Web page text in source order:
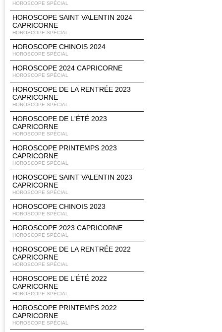
HOROSCOPE SPÉCIAL
HOROSCOPE SAINT VALENTIN 2024
CAPRICORNE
HOROSCOPE SPÉCIAL
HOROSCOPE CHINOIS 2024
HOROSCOPE SPÉCIAL
HOROSCOPE 2024 CAPRICORNE
HOROSCOPE SPÉCIAL
HOROSCOPE DE LA RENTRÉE 2023
CAPRICORNE
HOROSCOPE SPÉCIAL
HOROSCOPE DE L'ÉTÉ 2023
CAPRICORNE
HOROSCOPE SPÉCIAL
HOROSCOPE PRINTEMPS 2023
CAPRICORNE
HOROSCOPE SPÉCIAL
HOROSCOPE SAINT VALENTIN 2023
CAPRICORNE
HOROSCOPE SPÉCIAL
HOROSCOPE CHINOIS 2023
HOROSCOPE SPÉCIAL
HOROSCOPE 2023 CAPRICORNE
HOROSCOPE SPÉCIAL
HOROSCOPE DE LA RENTRÉE 2022
CAPRICORNE
HOROSCOPE SPÉCIAL
HOROSCOPE DE L'ÉTÉ 2022
CAPRICORNE
HOROSCOPE SPÉCIAL
HOROSCOPE PRINTEMPS 2022
CAPRICORNE
HOROSCOPE SPÉCIAL